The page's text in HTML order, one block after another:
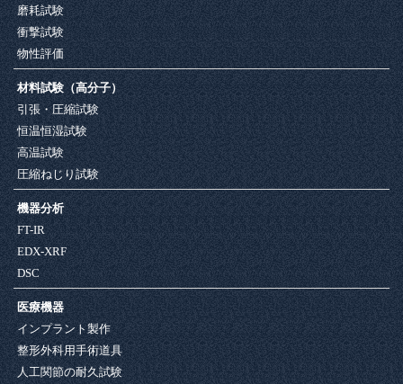
磨耗試験
衝撃試験
物性評価
材料試験（高分子）
引張・圧縮試験
恒温恒湿試験
高温試験
圧縮ねじり試験
機器分析
FT-IR
EDX-XRF
DSC
医療機器
インプラント製作
整形外科用手術道具
人工関節の耐久試験